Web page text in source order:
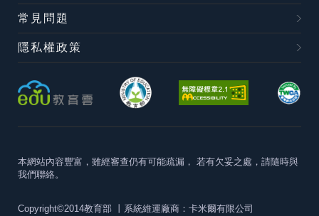
常見問題
隱私權政策
本網站內容豐富，雖經審查仍有可能疏漏， 若有欠妥之處，請隨時與
我們聯絡。
Copyright©2014教育部 丨系統維運廠商：卡米爾有限公司